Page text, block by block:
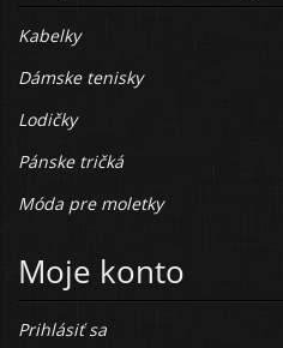
Kabelky
Dámske tenisky
Lodičky
Pánske tričká
Móda pre moletky
Moje konto
Prihlásiť sa